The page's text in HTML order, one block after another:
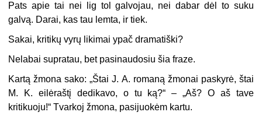
Pats apie tai nei lig tol galvojau, nei dabar dėl to suku
galvą. Darai, kas tau lemta, ir tiek.
Sakai, kritikų vyrų likimai ypač dramatiški?
Nelabai supratau, bet pasinaudosiu šia fraze.
Kartą žmona sako: „Štai J. A. romaną žmonai paskyrė, štai
M. K. eilėraštį dedikavo, o tu ką?“ – „Aš? O aš tave
kritikuoju!“ Tvarkoj žmona, pasijuokėm kartu.